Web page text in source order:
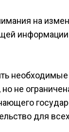
на
не
для